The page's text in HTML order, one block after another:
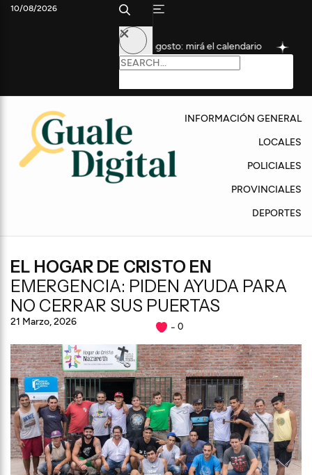
con los pagos de agosto: mirá el calendario El plan de
10/08/2026
INFORMACIÓN GENERAL
LOCALES
POLICIALES
PROVINCIALES
DEPORTES
EL HOGAR DE CRISTO EN
EMERGENCIA: PIDEN AYUDA PARA
NO CERRAR SUS PUERTAS
21 Marzo, 2026 0